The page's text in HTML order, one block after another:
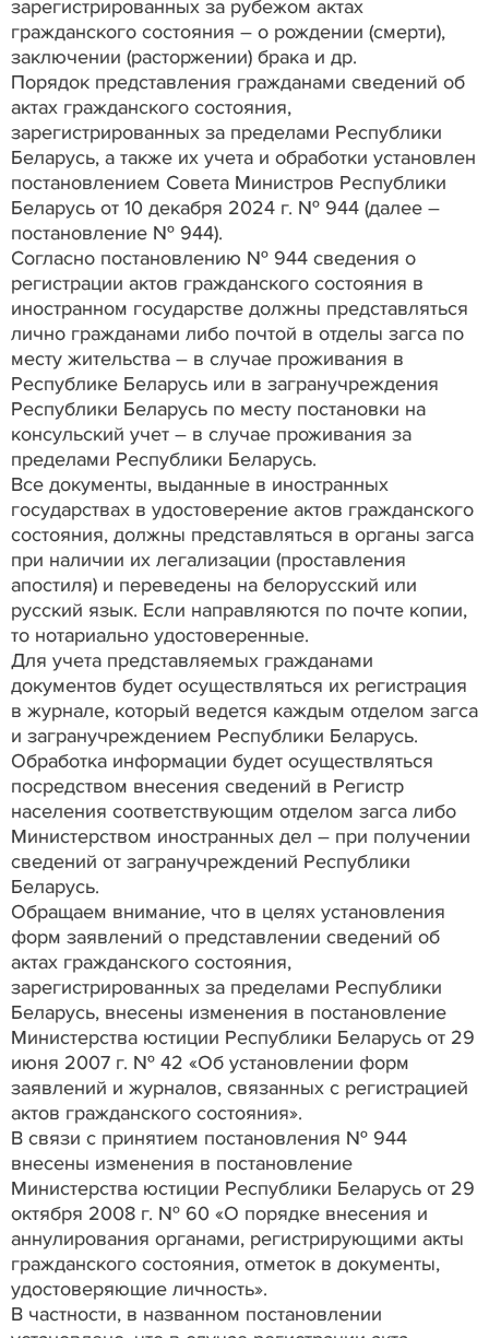
зарегистрированных за рубежом актах
гражданского состояния – о рождении (смерти),
заключении (расторжении) брака и др.
Порядок представления гражданами сведений об
актах гражданского состояния,
зарегистрированных за пределами Республики
Беларусь, а также их учета и обработки установлен
постановлением Совета Министров Республики
Беларусь от 10 декабря 2024 г. № 944 (далее –
постановление № 944).
Согласно постановлению № 944 сведения о
регистрации актов гражданского состояния в
иностранном государстве должны представляться
лично гражданами либо почтой в отделы загса по
месту жительства – в случае проживания в
Республике Беларусь или в загранучреждения
Республики Беларусь по месту постановки на
консульский учет – в случае проживания за
пределами Республики Беларусь.
Все документы, выданные в иностранных
государствах в удостоверение актов гражданского
состояния, должны представляться в органы загса
при наличии их легализации (проставления
апостиля) и переведены на белорусский или
русский язык. Если направляются по почте копии,
то нотариально удостоверенные.
Для учета представляемых гражданами
документов будет осуществляться их регистрация
в журнале, который ведется каждым отделом загса
и загранучреждением Республики Беларусь.
Обработка информации будет осуществляться
посредством внесения сведений в Регистр
населения соответствующим отделом загса либо
Министерством иностранных дел – при получении
сведений от загранучреждений Республики
Беларусь.
Обращаем внимание, что в целях установления
форм заявлений о представлении сведений об
актах гражданского состояния,
зарегистрированных за пределами Республики
Беларусь, внесены изменения в постановление
Министерства юстиции Республики Беларусь от 29
июня 2007 г. № 42 «Об установлении форм
заявлений и журналов, связанных с регистрацией
актов гражданского состояния».
В связи с принятием постановления № 944
внесены изменения в постановление
Министерства юстиции Республики Беларусь от 29
октября 2008 г. № 60 «О порядке внесения и
аннулирования органами, регистрирующими акты
гражданского состояния, отметок в документы,
удостоверяющие личность».
В частности, в названном постановлении